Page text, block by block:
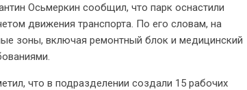
Осьмеркин сообщил, что парк оснастили
движения транспорта. По его словам, на
зоны, включая ремонтный блок и медицинский
что в подразделении создали 15 рабочих